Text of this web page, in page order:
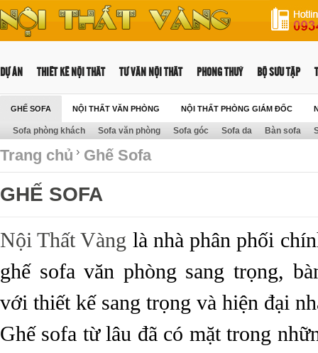
DỰ ÁN THIẾT KẾ NỘI THẤT TƯ VẤN NỘI THẤT PHONG THUỶ BỘ SƯU TẬP
GHẾ SOFA NỘI THẤT VĂN PHÒNG NỘI THẤT PHÒNG GIÁM ĐỐC
NỘI THẤT TRƯỜNG HỌC
Sofa phòng khách Sofa văn phòng Sofa góc Sofa da Bàn sofa
Trang chủ Ghế Sofa
GHẾ SOFA
Nội Thất Vàng là nhà phân phối
ghế sofa văn phòng sang trọng,
với thiết kế sang trọng và hiện đại
Ghế sofa từ lâu đã có mặt trong